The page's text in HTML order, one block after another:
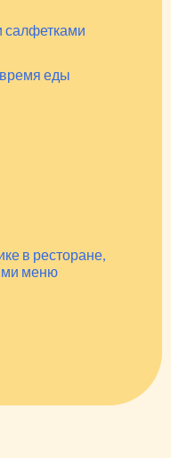
салфетками
еды
в ресторане,
меню